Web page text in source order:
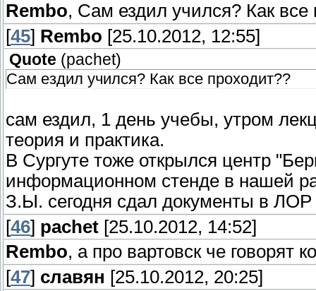
Rembo, Сам ездил учился? Как все
[45] Rembo [25.10.2012, 12:55]
Quote (pachet)
Сам ездил учился? Как все проходит??
сам ездил, 1 день учебы, утром
теория и практика.
В Сургуте тоже открылся центр
информационном стенде в нашей
З.Ы. сегодня сдал документы в ЛОР
[46] pachet [25.10.2012, 14:52]
Rembo, а про вартовск че говорят
[47] славян [25.10.2012, 20:25]